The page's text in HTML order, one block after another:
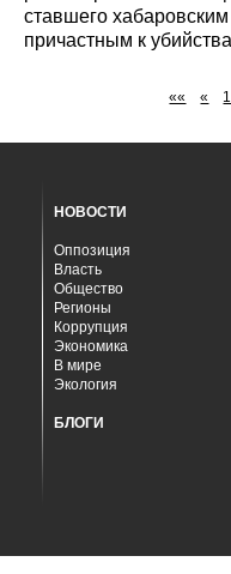
ставшего
причастным к
«« « 1
НОВОСТИ
Оппозиция
Власть
Общество
Регионы
Коррупция
Экономика
В мире
Экология
БЛОГИ